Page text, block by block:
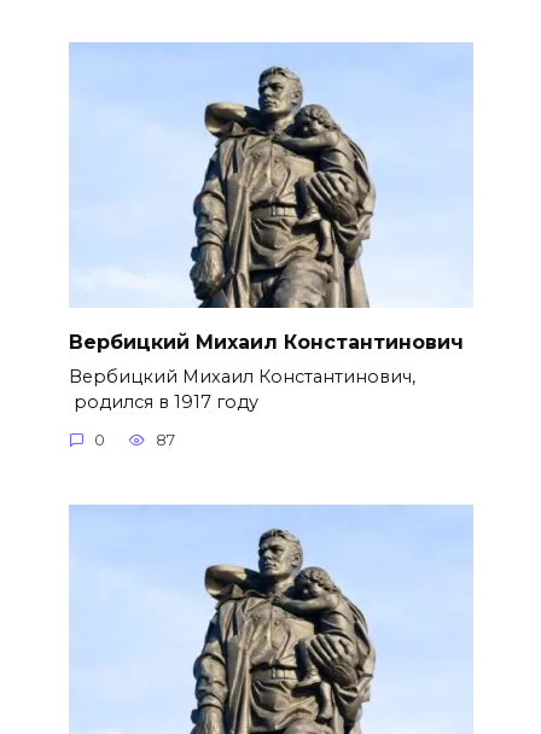
Вербицкий Михаил Константинович
Вербицкий Михаил Константинович,
родился в 1917 году
0 87